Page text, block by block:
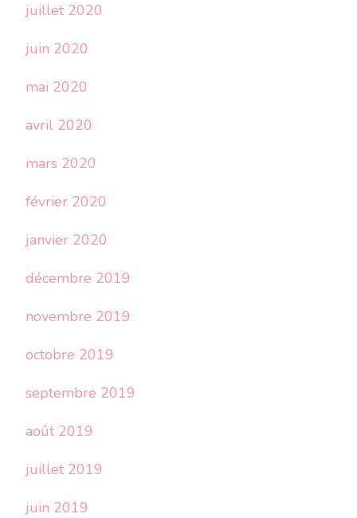
juillet 2020
juin 2020
mai 2020
avril 2020
mars 2020
février 2020
janvier 2020
décembre 2019
novembre 2019
octobre 2019
septembre 2019
août 2019
juillet 2019
juin 2019